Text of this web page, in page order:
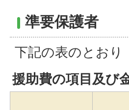
準要保護者
下記の表のとおり
援助費の項目及び